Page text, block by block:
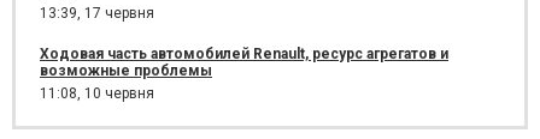
13:39, 17 червня
Ходовая часть автомобилей Renault, ресурс агрегатов и
возможные проблемы
11:08, 10 червня